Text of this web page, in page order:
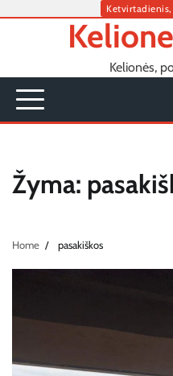
Kelionės,
Žyma:
Home pasakiškos